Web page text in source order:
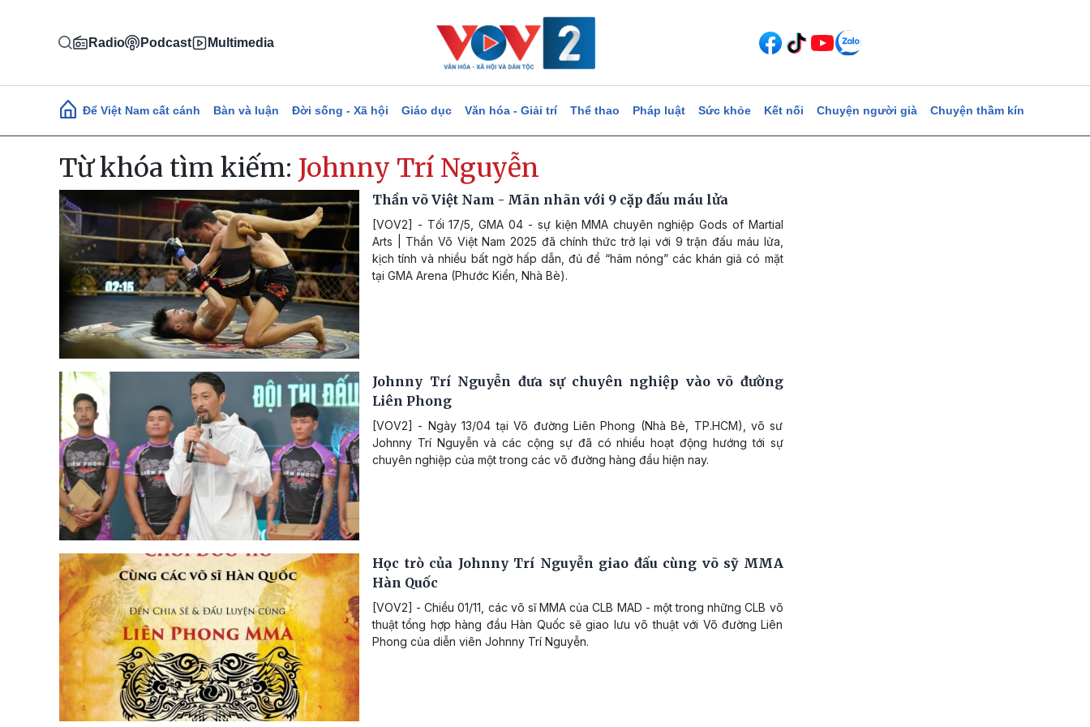
Radio Podcast Multimedia
Main navigation
Để Việt Nam cất cánh Bàn và luận Đời sống - Xã hội Giáo dục Văn hóa - Giải trí Thể thao Pháp luật Sức khỏe Kết nối Chuyện người già Chuyện thầm kín
Từ khóa tìm kiếm: Johnny Trí Nguyễn
Thần võ Việt Nam - Mãn nhãn với 9 cặp đấu máu lửa
[VOV2] - Tối 17/5, GMA 04 - sự kiện MMA chuyên nghiệp Gods of Martial
Arts | Thần Võ Việt Nam 2025 đã chính thức trở lại với 9 trận đấu máu lửa,
kịch tính và nhiều bất ngờ hấp dẫn, đủ để “hâm nóng” các khán giả có mặt
tại GMA Arena (Phước Kiển, Nhà Bè).
Johnny Trí Nguyễn đưa sự chuyên nghiệp vào võ đường
Liên Phong
[VOV2] - Ngày 13/04 tại Võ đường Liên Phong (Nhà Bè, TP.HCM), võ sư
Johnny Trí Nguyễn và các cộng sự đã có nhiều hoạt động hướng tới sự
chuyên nghiệp của một trong các võ đường hàng đầu hiện nay.
Học trò của Johnny Trí Nguyễn giao đấu cùng võ sỹ MMA
Hàn Quốc
[VOV2] - Chiều 01/11, các võ sĩ MMA của CLB MAD - một trong những CLB võ
thuật tổng hợp hàng đầu Hàn Quốc sẽ giao lưu võ thuật với Võ đường Liên
Phong của diễn viên Johnny Trí Nguyễn.